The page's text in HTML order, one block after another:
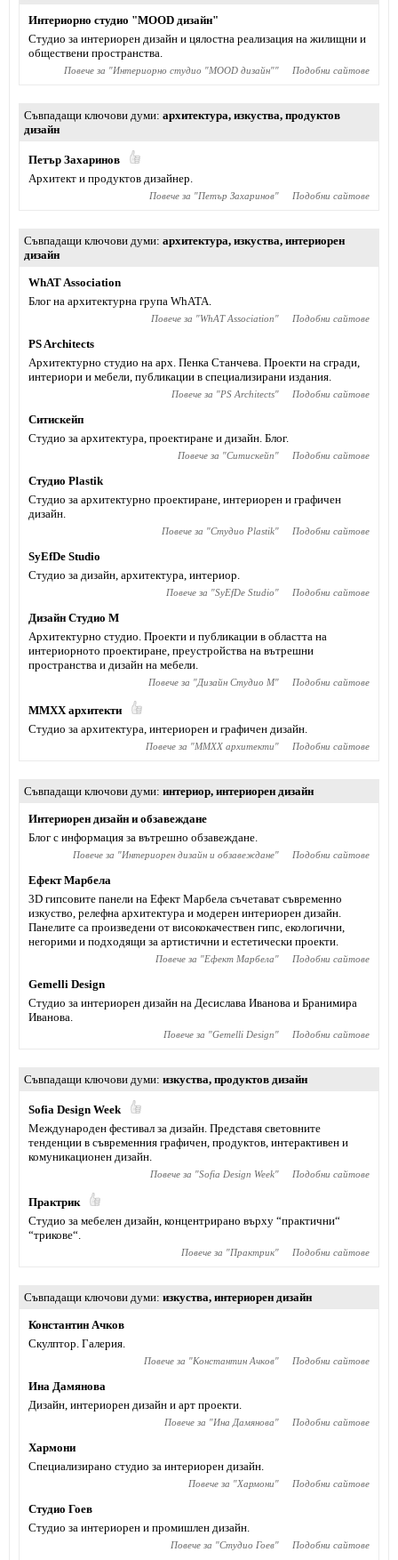
Интериорно студио "MOOD дизайн"
Студио за интериорен дизайн и цялостна реализация на жилищни и
обществени пространства.
Повече за "Интериорно студио "MOOD дизайн"" Подобни сайтове
Съвпадащи ключови думи архитектура, изкуства, продуктов
дизайн
Петър Захаринов
Архитект и продуктов дизайнер.
Повече за "Петър Захаринов" Подобни сайтове
Съвпадащи ключови думи архитектура, изкуства, интериорен
дизайн
WhAT Association
Блог на архитектурна група WhATA.
Повече за "WhAT Association" Подобни сайтове
PS Architects
Архитектурно студио на арх. Пенка Станчева. Проекти на сгради,
интериори и мебели, публикации в специализирани издания.
Повече за "PS Architects" Подобни сайтове
Ситискейп
Студио за архитектура, проектиране и дизайн. Блог.
Повече за "Ситискейп" Подобни сайтове
Студио Plastik
Студио за архитектурно проектиране, интериорен и графичен
дизайн.
Повече за "Студио Plastik" Подобни сайтове
SyEfDe Studio
Студио за дизайн, архитектура, интериор.
Повече за "SyEfDe Studio" Подобни сайтове
Дизайн Студио М
Архитектурно студио. Проекти и публикации в областта на
интериорното проектиране, преустройства на вътрешни
пространства и дизайн на мебели.
Повече за "Дизайн Студио М" Подобни сайтове
MMXX архитекти
Студио за архитектура, интериорен и графичен дизайн.
Повече за "MMXX архитекти" Подобни сайтове
Съвпадащи ключови думи интериор, интериорен дизайн
Интериорен дизайн и обзавеждане
Блог с информация за вътрешно обзавеждане.
Повече за "Интериорен дизайн и обзавеждане" Подобни сайтове
Ефект Марбела
3D гипсовите панели на Ефект Марбела съчетават съвременно
изкуство, релефна архитектура и модерен интериорен дизайн.
Панелите са произведени от висококачествен гипс, екологични,
негорими и подходящи за артистични и естетически проекти.
Повече за "Ефект Марбела" Подобни сайтове
Gemelli Design
Студио за интериорен дизайн на Десислава Иванова и Бранимира
Иванова.
Повече за "Gemelli Design" Подобни сайтове
Съвпадащи ключови думи изкуства, продуктов дизайн
Sofia Design Week
Международен фестивал за дизайн. Представя световните
тенденции в съвременния графичен, продуктов, интерактивен и
комуникационен дизайн.
Повече за "Sofia Design Week" Подобни сайтове
Практрик
Студио за мебелен дизайн, концентрирано върху “практични“
“трикове“.
Повече за "Практрик" Подобни сайтове
Съвпадащи ключови думи изкуства, интериорен дизайн
Константин Ачков
Скулптор. Галерия.
Повече за "Константин Ачков" Подобни сайтове
Ина Дамянова
Дизайн, интериорен дизайн и арт проекти.
Повече за "Ина Дамянова" Подобни сайтове
Хармони
Специализирано студио за интериорен дизайн.
Повече за "Хармони" Подобни сайтове
Студио Гоев
Студио за интериорен и промишлен дизайн.
Повече за "Студио Гоев" Подобни сайтове